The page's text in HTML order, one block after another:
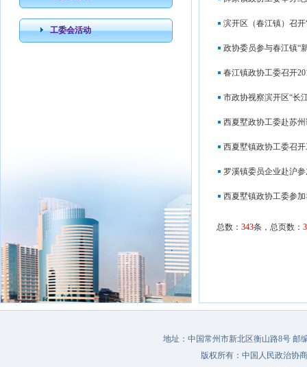
工委会活动
滨开区（春江镇）召
政协委员参与春江镇“
春江镇政协工委召开
市政协视察滨开区“长
西夏墅政协工委赴苏
西夏墅镇政协工委召
罗溪镇委员企业赴沪
西夏墅镇政协工委参
总数： 343条，总页数：
地址：中国常州市新北区衡山路8号 邮
版权所有：中国人民政治协